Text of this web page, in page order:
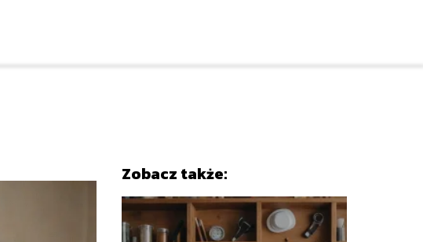
Zobacz także: